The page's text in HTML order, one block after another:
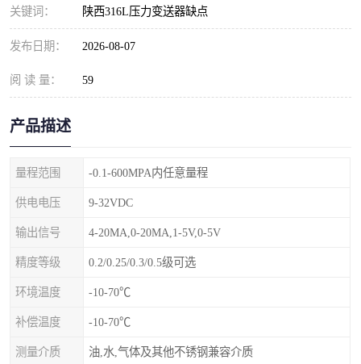
关键词： 陕西316L压力变送器缺点
发布日期： 2026-08-07
阅 读 量： 59
产品描述
量程范围 -0.1-600MPA内任意量程
供电电压 9-32VDC
输出信号 4-20MA,0-20MA,1-5V,0-5V
精度等级 0.2/0.25/0.3/0.5级可选
环境温度 -10-70℃
补偿温度 -10-70℃
测量介质 油,水,气体及其他不锈钢兼容介质